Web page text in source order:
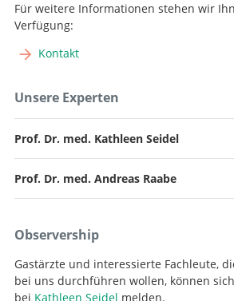
Für weitere Informationen stehen wir
Verfügung:
Kontakt
Unsere Experten
Prof. Dr. med. Kathleen Seidel
Prof. Dr. med. Andreas Raabe
Observership
Gastärzte und interessierte Fachleute,
bei uns durchführen wollen, können
bei Kathleen Seidel melden.